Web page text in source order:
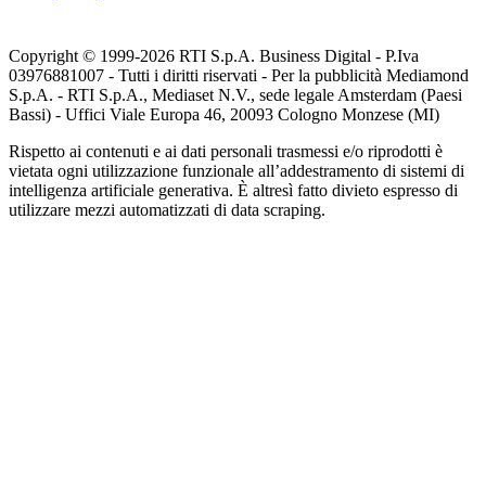
Copyright © 1999-2026 RTI S.p.A. Business Digital - P.Iva
03976881007 - Tutti i diritti riservati - Per la pubblicità Mediamond
S.p.A. - RTI S.p.A., Mediaset N.V., sede legale Amsterdam (Paesi
Bassi) - Uffici Viale Europa 46, 20093 Cologno Monzese (MI)
Rispetto ai contenuti e ai dati personali trasmessi e/o riprodotti è
vietata ogni utilizzazione funzionale all’addestramento di sistemi di
intelligenza artificiale generativa. È altresì fatto divieto espresso di
utilizzare mezzi automatizzati di data scraping.